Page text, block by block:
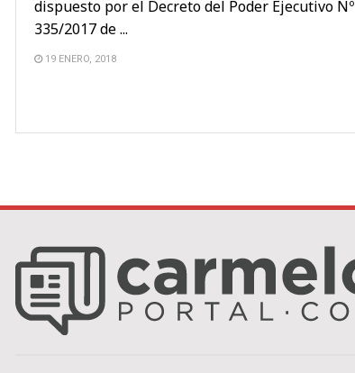
dispuesto por el Decreto del Poder Ejecutivo Nº
335/2017 de ...
19 ENERO, 2018